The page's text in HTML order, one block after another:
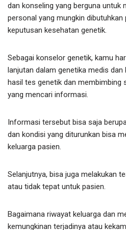
dan konseling yang berguna untuk
personal yang mungkin
keputusan kesehatan genetik.
Sebagai konselor genetik, kamu
lanjutan dalam genetika medis
hasil tes genetik dan membimbing
yang mencari informasi.
Informasi tersebut bisa saja
dan kondisi yang diturunkan bisa
keluarga pasien.
Selanjutnya, bisa juga melakukan
atau tidak tepat untuk pasien.
Bagaimana riwayat keluarga dan
kemungkinan terjadinya atau